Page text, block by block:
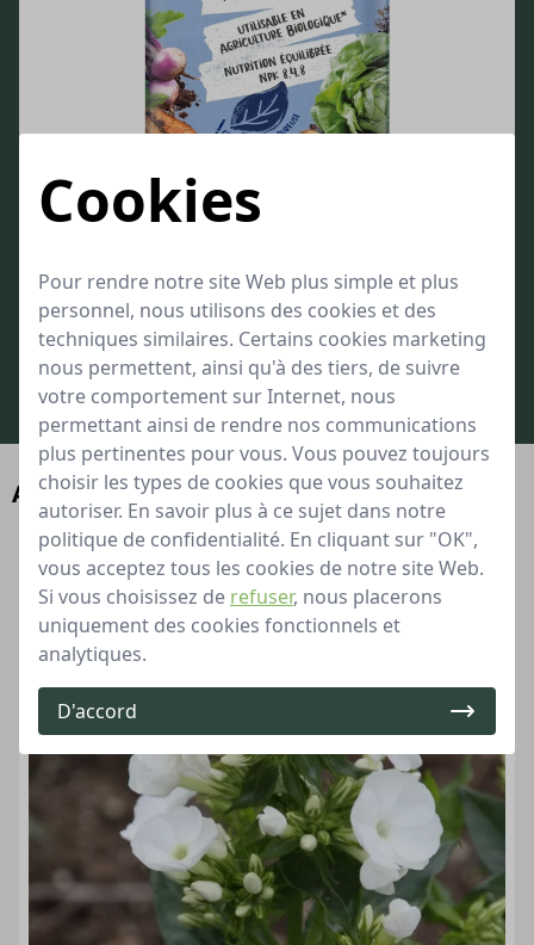
Cookies
Pour rendre notre site Web plus simple et plus
personnel, nous utilisons des cookies et des
techniques similaires. Certains cookies marketing
nous permettent, ainsi qu'à des tiers, de suivre
votre comportement sur Internet, nous
permettant ainsi de rendre nos communications
plus pertinentes pour vous. Vous pouvez toujours
choisir les types de cookies que vous souhaitez
autoriser. En savoir plus à ce sujet dans notre
politique de confidentialité. En cliquant sur "OK",
vous acceptez tous les cookies de notre site Web.
Si vous choisissez de refuser, nous placerons
uniquement des cookies fonctionnels et
analytiques.
D'accord
Pour toutes les cultures du jardin et du potager
Nutrition équilibrée NPK 8.4.8
Granulés bleus pour faciliter l'épandage et éviter le surdosage
à partir de32,99
Bien approvisionné
Alternatives